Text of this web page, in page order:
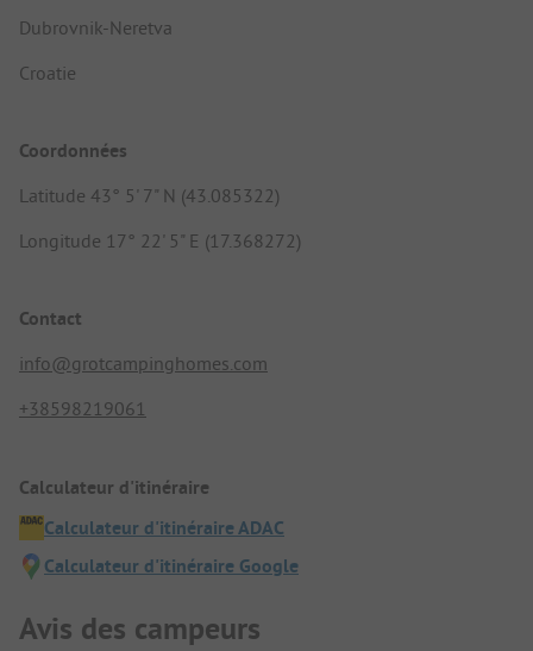
Dubrovnik-Neretva
Croatie
Coordonnées
Latitude 43° 5' 7" N (43.085322)
Longitude 17° 22' 5" E (17.368272)
Contact
info@grotcampinghomes.com
+38598219061
Calculateur d'itinéraire
Calculateur d'itinéraire ADAC
Calculateur d'itinéraire Google
Avis des campeurs